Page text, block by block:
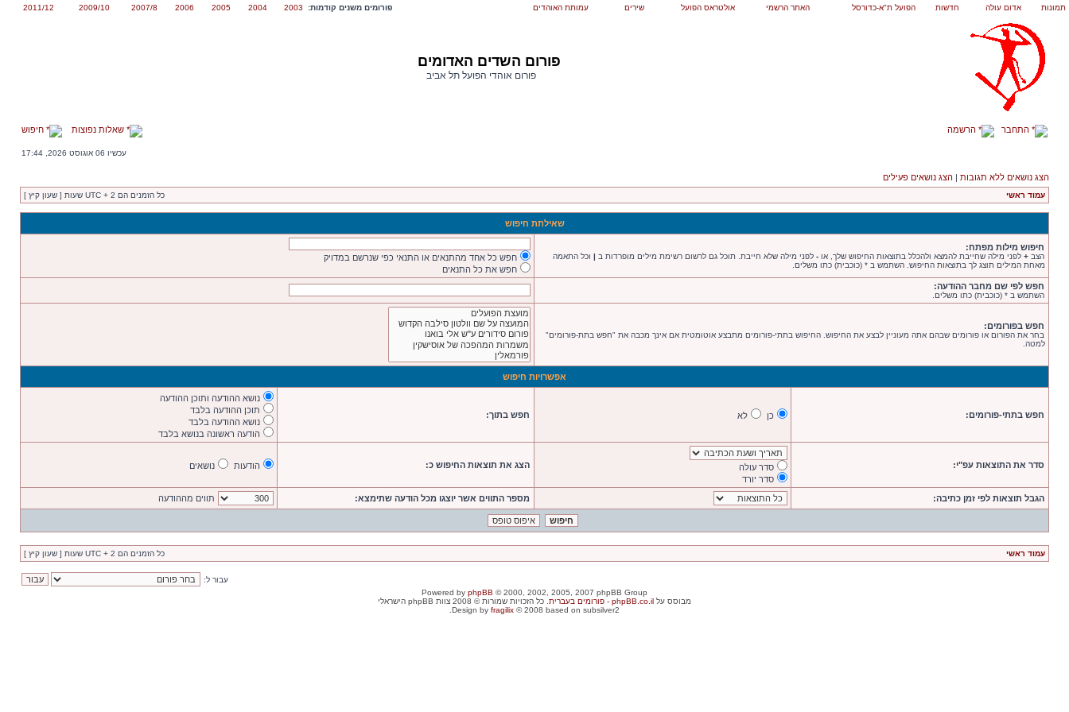
תמונות אדום עולה חדשות הפועל ת"א-כדורסל האתר הרשמי אולטראס הפועל שירים עמותת האוהדים פורומים משנים קודמות: 2003
2004
2005
2006
2007/8
2009/10
2011/12
פורום השדים האדומים
פורום אוהדי הפועל תל אביב
התחבר הרשמה שאלות נפוצות חיפוש
עכשיו 06 אוגוסט 2026, 17:44
הצג נושאים ללא תגובות | הצג נושאים פעילים
עמוד ראשי כל הזמנים הם UTC + 2 שעות [ שעון קיץ ]
שאילתת חיפוש
חיפוש מילות מפתח:
הצב + לפני מילה שחייבת להמצא ולהכלל בתוצאות החיפוש שלך, או - לפני מילה שלא חייבת. תוכל גם לרשום רשימת מילים מופרדות ב | וכל התאמה
מאחת המילים תוצג לך בתוצאות החיפוש. השתמש ב * (כוכבית) כתו משלים.
חפש כל אחד מהתנאים או התנאי כפי שנרשם במדויק
חפש את כל התנאים
חפש לפי שם מחבר ההודעה:
השתמש ב * (כוכבית) כתו משלים.
חפש בפורומים:
בחר את הפורום או פורומים שבהם אתה מעוניין לבצע את החיפוש. החיפוש בתתי-פורומים מתבצע אוטומטית אם אינך מכבה את "חפש בתת-פורומים"
למטה.
אפשרויות חיפוש
חפש בתתי-פורומים: כן לא חפש בתוך:
נושא ההודעה ותוכן ההודעה
תוכן ההודעה בלבד
נושא ההודעה בלבד
הודעה ראשונה בנושא בלבד
סדר את התוצאות עפ"י:
סדר עולה
סדר יורד
הצג את תוצאות החיפוש כ: הודעות נושאים
הגבל תוצאות לפי זמן כתיבה: מספר התווים אשר יוצגו מכל הודעה שתימצא: תווים מההודעה
עמוד ראשי כל הזמנים הם UTC + 2 שעות [ שעון קיץ ]
עבור ל:
Powered by phpBB © 2000, 2002, 2005, 2007 phpBB Group
מבוסס על phpBB.co.il - פורומים בעברית
. כל הזכויות שמורות © 2008 צוות phpBB הישראלי
Design by fragilix © 2008 based on subsilver2.